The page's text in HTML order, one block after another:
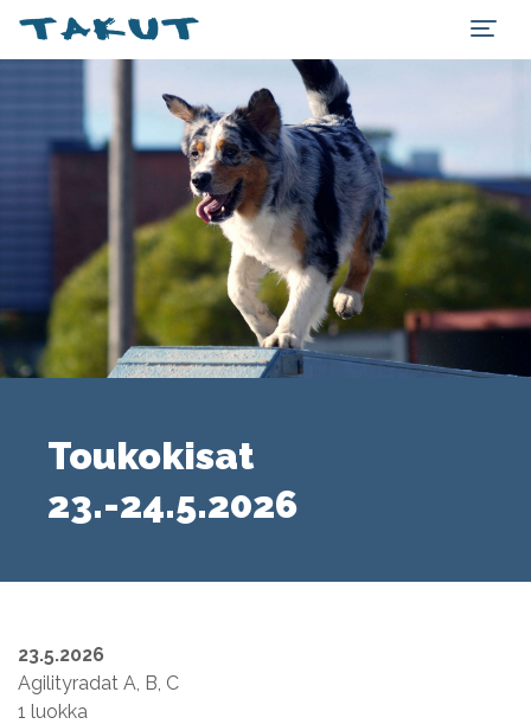
Toukokisat
23.-24.5.2026
23.5.2026
Agilityradat A, B, C
1 luokka